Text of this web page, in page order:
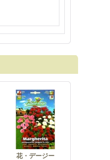
花・デージー